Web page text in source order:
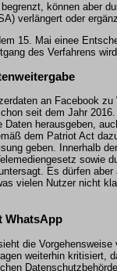
können aber
verlängert oder
15. Mai einee
des Verfahrens
an Facebook zu
seit dem Jahr
Daten herausgeben,
dem Patriot Act
geben. Innerhalb
sowie
Es dürfen
vielen Nutzer nicht
WhatsApp
die Vorgehensweise
weiterhin kritisiert,